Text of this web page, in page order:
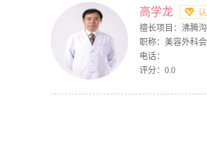
高学龙
擅长项目：沸腾
职称：美容外科
电话：
评分：0.0